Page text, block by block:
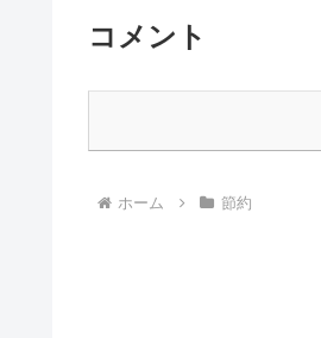
コメント
ホーム 節約